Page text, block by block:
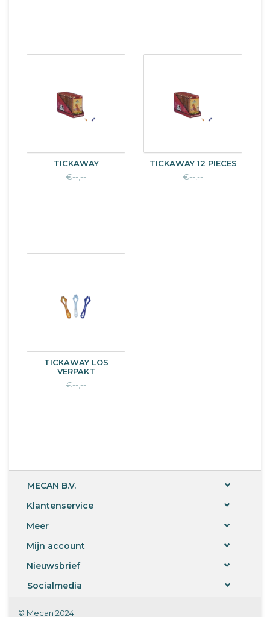
TICKAWAY
€--,--
TICKAWAY 12 PIECES
€--,--
TICKAWAY LOS
VERPAKT
€--,--
MECAN B.V.
Klantenservice
Meer
Mijn account
Nieuwsbrief
Socialmedia